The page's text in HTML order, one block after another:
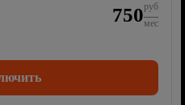
750руб
мес